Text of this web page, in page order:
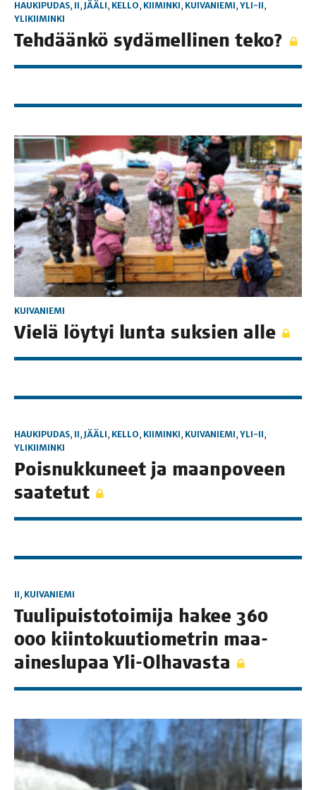
HAUKIPUDAS, II, JÄÄLI, KELLO, KIIMINKI, KUIVANIEMI, YLI-II,
YLIKIIMINKI
Teh­dään­kö sydä­mel­li­nen teko?
KUIVANIEMI
Vie­lä löy­tyi lun­ta suk­sien alle
HAUKIPUDAS, II, JÄÄLI, KELLO, KIIMINKI, KUIVANIEMI, YLI-II,
YLIKIIMINKI
Pois­nuk­ku­neet ja maan­po­veen
saatetut
II, KUIVANIEMI
Tuu­li­puis­to­toi­mi­ja hakee 360
000 kiin­to­kuu­tio­met­rin maa-
aines­lu­paa Yli-Olhavasta